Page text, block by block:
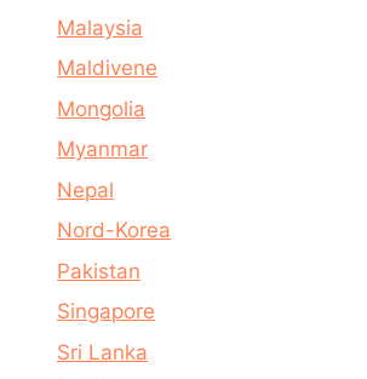
Malaysia
Maldivene
Mongolia
Myanmar
Nepal
Nord-Korea
Pakistan
Singapore
Sri Lanka